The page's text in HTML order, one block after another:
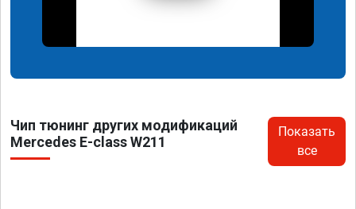
Чип тюнинг других модификаций
Mercedes E-class W211
Показать
все